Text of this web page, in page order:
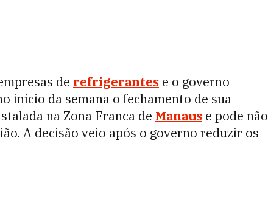
de refrigerantes e o governo
início da semana o fechamento de sua
na Zona Franca de Manaus e pode não
A decisão veio após o governo reduzir os